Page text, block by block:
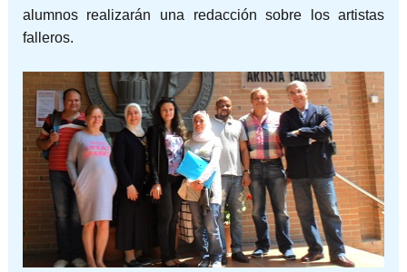
alumnos realizarán una redacción sobre los artistas
falleros.